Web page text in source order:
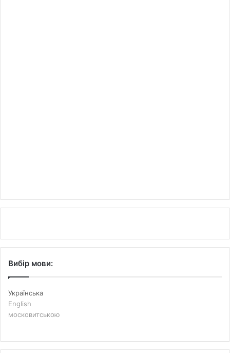
Вибір мови:
Українська
English
московитською